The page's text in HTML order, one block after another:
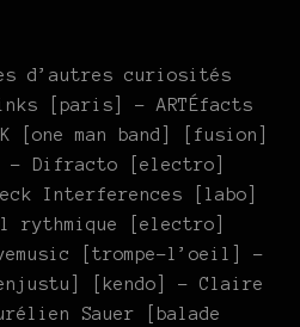
d’autres curiosités
[paris] – ARTÉfacts
[one man band] [fusion]
– Difracto [electro]
Interferences [labo]
rythmique [electro]
[trompe-l’oeil] –
[kendo] – Claire
Sauer [balade